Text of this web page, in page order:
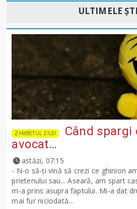
ULTIMELE
ZAMBETUL ZILEI
Când spargi
avocat…
astăzi, 07:15
- N-o să-ţi vină să crezi ce ghinion
prietenului sau... Aseară, am spart
m-a prins asupra faptului. Mi-a dat
mai fur niciodată...